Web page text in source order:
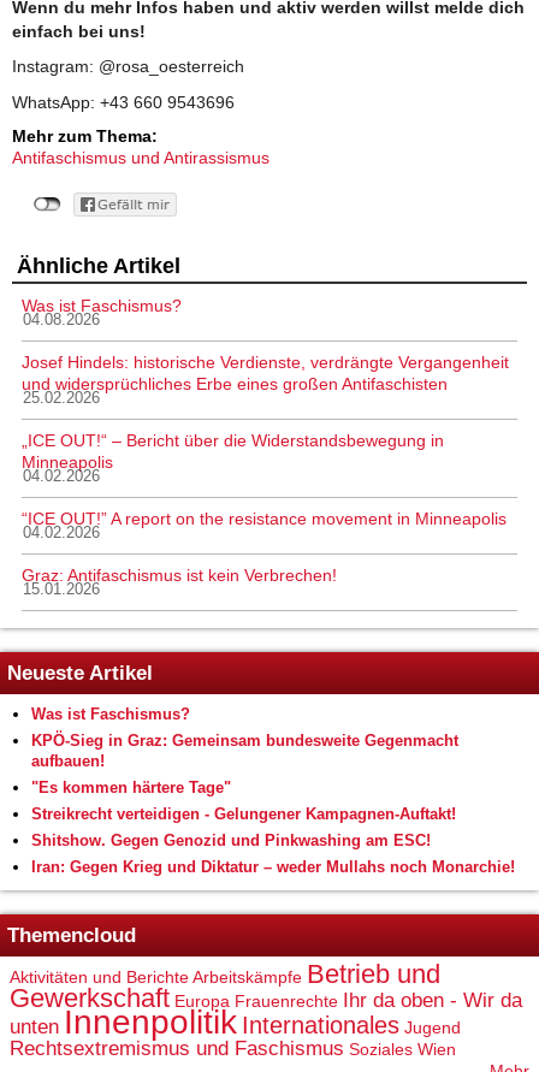
Wenn du mehr Infos haben und aktiv werden willst melde dich
einfach bei uns!
Instagram: @rosa_oesterreich
WhatsApp: +43 660 9543696
Mehr zum Thema:
Antifaschismus und Antirassismus
Ähnliche Artikel
Was ist Faschismus?
04.08.2026
Josef Hindels: historische Verdienste, verdrängte Vergangenheit
und widersprüchliches Erbe eines großen Antifaschisten
25.02.2026
„ICE OUT!“ – Bericht über die Widerstandsbewegung in
Minneapolis
04.02.2026
“ICE OUT!” A report on the resistance movement in Minneapolis
04.02.2026
Graz: Antifaschismus ist kein Verbrechen!
15.01.2026
Neueste Artikel
Was ist Faschismus?
KPÖ-Sieg in Graz: Gemeinsam bundesweite Gegenmacht
aufbauen!
"Es kommen härtere Tage"
Streikrecht verteidigen - Gelungener Kampagnen-Auftakt!
Shitshow. Gegen Genozid und Pinkwashing am ESC!
Iran: Gegen Krieg und Diktatur – weder Mullahs noch Monarchie!
Themencloud
Aktivitäten und BerichteArbeitskämpfe Betrieb und
Gewerkschaft Europa Frauenrechte
Ihr da oben - Wir da
unten Innenpolitik Internationales Jugend
Rechtsextremismus und Faschismus Soziales Wien